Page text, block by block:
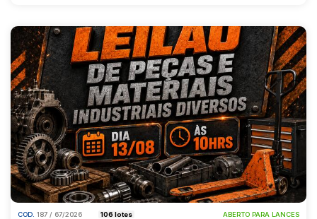
COD. 187 / 67/2026 106 lotes ABERTO PARA LANCES